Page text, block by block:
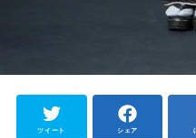
ツイート シェア